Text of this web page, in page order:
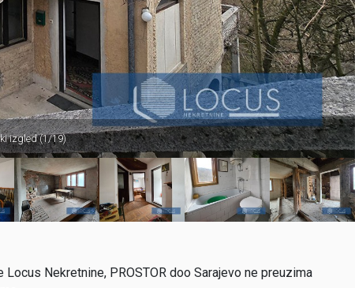
izgled (1/19)
Nekretnine, PROSTOR doo Sarajevo ne preuzima